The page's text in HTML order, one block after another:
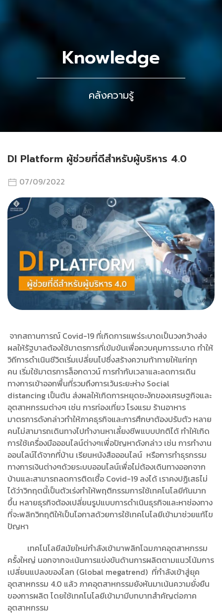
Knowledge
คลังความรู้
DI Platform ผู้ช่วยที่ดีสำหรับผู้บริหาร 4.0
07/09/2022
จากสถานการณ์ Covid-19 ที่เกิดการแพร่ระบาดเป็นวงกว้างส่ง
ผลให้รัฐบาลต้องใช้มาตรการที่เข้มข้นเพื่อควบคุมการระบาด ทำให้
วิถีการดำเนินชีวิตเริ่มเปลี่ยนไปซึ่งสร้างความท้าทายให้แก่ทุก
คน เริ่มใช้มาตรการล็อกดาวน์ การกำกับเวลาและลดการเดิน
ทางการเข้าออกพื้นที่รวมถึงการเว้นระยะห่าง Social
distancing เป็นต้น ส่งผลให้เกิดการหยุดชะงักของเศรษฐกิจและ
อุตสาหกรรมต่างๆ เช่น การท่องเที่ยว โรงแรม ร้านอาหาร
มาตรการดังกล่าวทำให้ภาคธุรกิจและการศึกษาต้องปรับตัว หลาย
คนไม่สามารถเดินทางไปทำงานหาเลี้ยงชีพแบบปกติได้ ทำให้เกิด
การใช้เครื่องมือออนไลน์ต่างๆเพื่อปัญหาดังกล่าว เช่น การทำงาน
ออนไลน์ได้จากที่บ้าน เรียนหนังสือออนไลน์ หรือการทำธุรกรรม
ทางการเงินต่างๆด้วยระบบออนไลน์เพื่อไม่ต้องเดินทางออกจาก
บ้านและสามารถลดการติดเชื้อ Covid-19 ลงได้ เราคงปฏิเสธไม่
ได้ว่าวิกฤตนี้เป็นตัวเร่งทำให้พฤติกรรมการใช้เทคโนโลยีกันมาก
ขึ้น หลายธุรกิจต้องเปลี่ยนรูปแบบการดำเนินธุรกิจและหาช่องทาง
ที่จะพลิกวิกฤติให้เป็นโอกาสด้วยการใช้เทคโนโลยีเข้ามาช่วยแก้ไข
ปัญหา
เทคโนโลยีสมัยใหม่กำลังเข้ามาพลิกโฉมภาคอุตสาหกรรม
ครั้งใหญ่ นอกจากจะเน้นการแข่งขันด้านการผลิตตามแนวโน้มการ
เปลี่ยนแปลงของโลก (Global megatrend) ที่กำลังเข้าสู่ยุค
อุตสาหกรรม 4.0 แล้ว ภาคอุตสาหกรรมยังหันมาเน้นความยั่งยืน
ของการผลิต โดยใช้เทคโนโลยีเข้ามามีบทบาทสำคัญต่อภาค
อุตสาหกรรม